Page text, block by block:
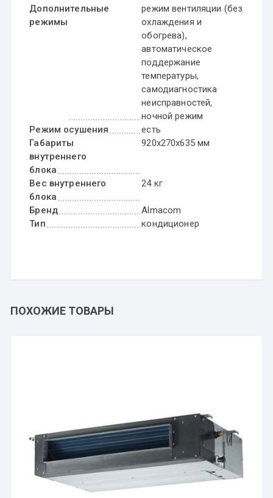
Дополнительные
режимы
режим вентиляции (без
охлаждения и
обогрева),
автоматическое
поддержание
температуры,
самодиагностика
неисправностей,
ночной режим
Режим осушения
есть
Габариты
внутреннего
блока
920x270x635 мм
Вес внутреннего
блока
24 кг
Бренд
Almacom
Тип
кондиционер
ПОХОЖИЕ ТОВАРЫ